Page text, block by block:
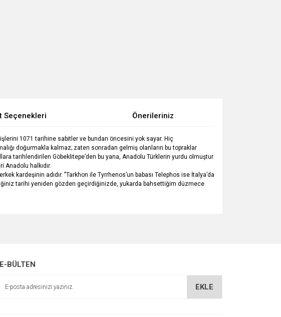
Seçenekleri Önerileriniz
1071 tarihine sabitler ve bundan öncesini yok sayar. Hiç
doğurmakla kalmaz; zaten sonradan gelmiş olanların bu topraklar
tarihlendirilen Göbeklitepe’den bu yana, Anadolu Türklerin yurdu olmuştur
Anadolu halkıdır.
kardeşinin adıdır. "Tarkhon ile Tyrrhenos’un babası Telephos ise İtalya’da
tarihi yeniden gözden geçirdiğinizde, yukarda bahsettiğim düzmece
E-BÜLTEN
EKLE